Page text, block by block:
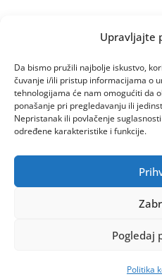
Upravljajte
Da bismo pružili najbolje iskustvo,
čuvanje i/ili pristup informacijama o
tehnologijama će nam omogućiti da
ponašanje pri pregledavanju ili
Nepristanak ili povlačenje
određene karakteristike i funkcije.
Pogledaj
Politika